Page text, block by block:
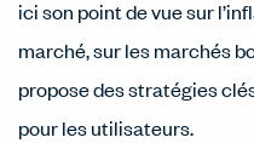
ici son point de vue sur
marché, sur les marchés
propose des stratégies
pour les utilisateurs.